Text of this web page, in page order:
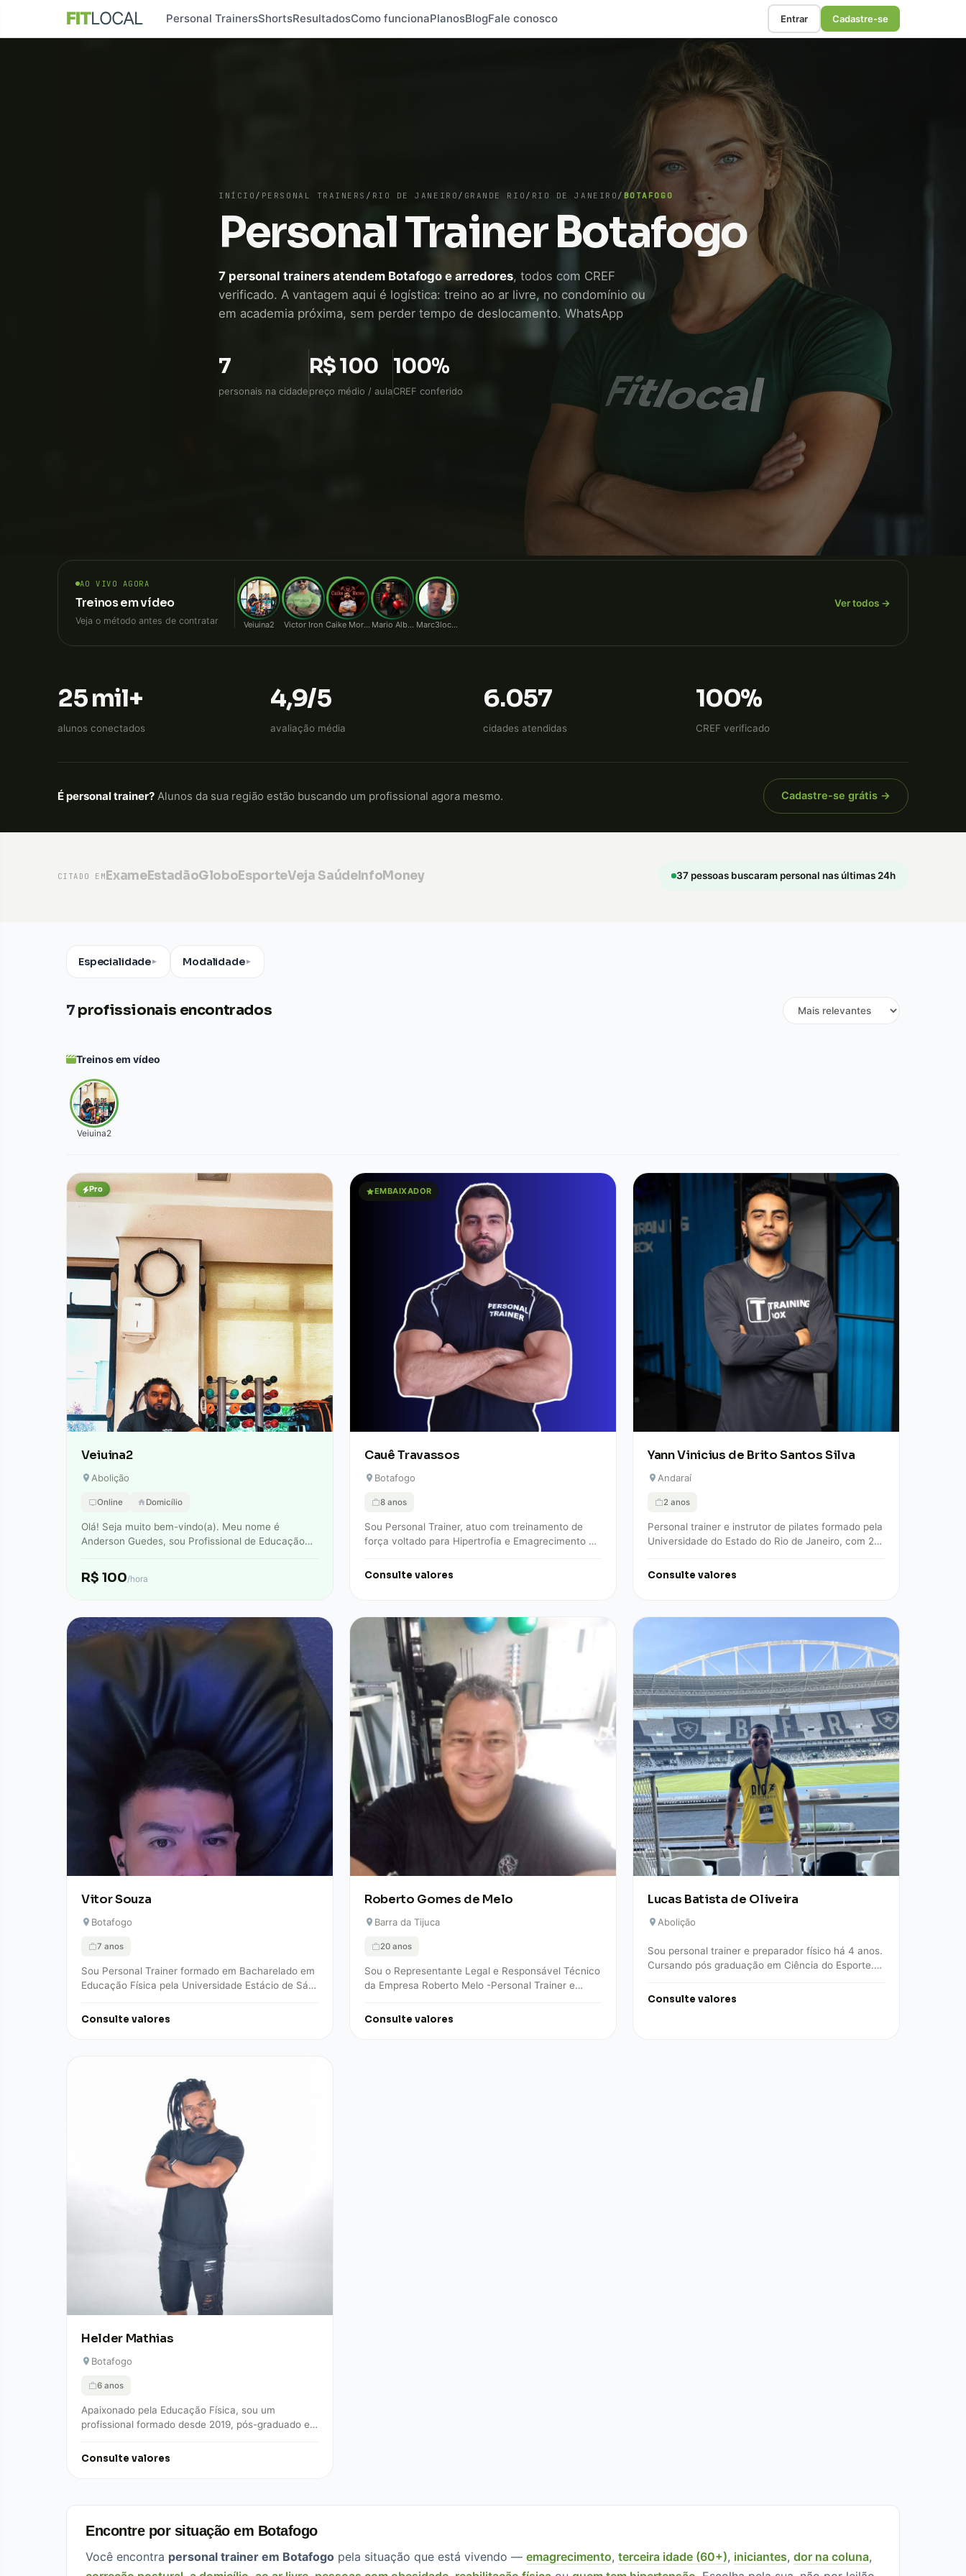
FITLOCAL Personal TrainersShortsResultadosComo funcionaPlanosBlogFale conosco Entrar Cadastre-se
INÍCIO / PERSONAL TRAINERS / RIO DE JANEIRO / GRANDE RIO / RIO DE JANEIRO / BOTAFOGO
Personal Trainer Botafogo
7 personal trainers atendem Botafogo e arredores, todos com CREF
verificado. A vantagem aqui é logística: treino ao ar livre, no condomínio ou
em academia próxima, sem perder tempo de deslocamento. WhatsApp
7
personais na cidade
R$ 100
preço médio / aula
100%
CREF conferido
AO VIVO AGORA
Treinos em vídeo
Veja o método antes de contratar Veiuina2 Victor Iron Caike MoraesMario AlbertoMarc3locunha
Ver todos →
25 mil+
alunos conectados
4,9/5
avaliação média
6.057
cidades atendidas
100%
CREF verificado
É personal trainer? Alunos da sua região estão buscando um profissional agora mesmo. Cadastre-se grátis →
CITADO EM ExameEstadãoGloboEsporteVeja SaúdeInfoMoney 37 pessoas buscaram personal nas últimas 24h
Especialidade▼ Modalidade▼
7 profissionais encontrados
Treinos em vídeo
Veiuina2
Pro
Veiuina2
Abolição
Online Domicílio
Olá! Seja muito bem-vindo(a). Meu nome é
Anderson Guedes, sou Profissional de Educação
missão é…
R$ 100/hora
EMBAIXADOR
Cauê Travassos
Botafogo
8 anos
Sou Personal Trainer, atuo com treinamento de
força voltado para Hipertrofia e Emagrecimento há
Consulte valores
Yann Vinicius de Brito Santos Silva
Andaraí
2 anos
Personal trainer e instrutor de pilates formado pela
Universidade do Estado do Rio de Janeiro, com 2
Consulte valores
Vitor Souza
Botafogo
7 anos
Sou Personal Trainer formado em Bacharelado em
Educação Física pela Universidade Estácio de Sá,
e qualidade de…
Consulte valores
Roberto Gomes de Melo
Barra da Tijuca
20 anos
Sou o Representante Legal e Responsável Técnico
da Empresa Roberto Melo -Personal Trainer e
Trainer…
Consulte valores
Lucas Batista de Oliveira
Abolição
Sou personal trainer e preparador físico há 4 anos.
Cursando pós graduação em Ciência do Esporte.
Consulte valores
Helder Mathias
Botafogo
6 anos
Apaixonado pela Educação Física, sou um
profissional formado desde 2019, pós-graduado em
técnicas posturais. Como carioca, casado…
Consulte valores
Encontre por situação em Botafogo
Você encontra personal trainer em Botafogo pela situação que está vivendo — emagrecimento, terceira idade (60+), iniciantes, dor na coluna,